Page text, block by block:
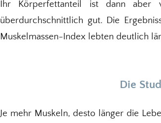
Ihr Körperfettanteil ist dann aber
überdurchschnittlich gut. Die
Muskelmassen-Index lebten deutlich
Die
Je mehr Muskeln, desto länger die